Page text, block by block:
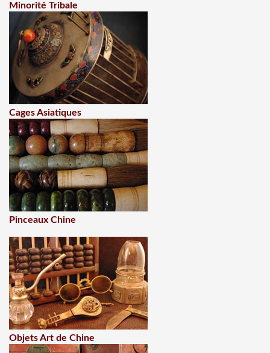
Minorité Tribale
Cages Asiatiques
Pinceaux Chine
Objets Art de Chine